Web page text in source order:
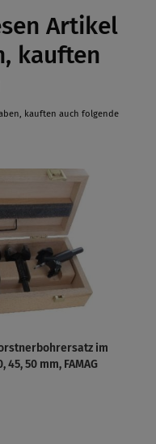
Artikel
kauften
kauften auch folgende
im
45, 50 mm, FAMAG